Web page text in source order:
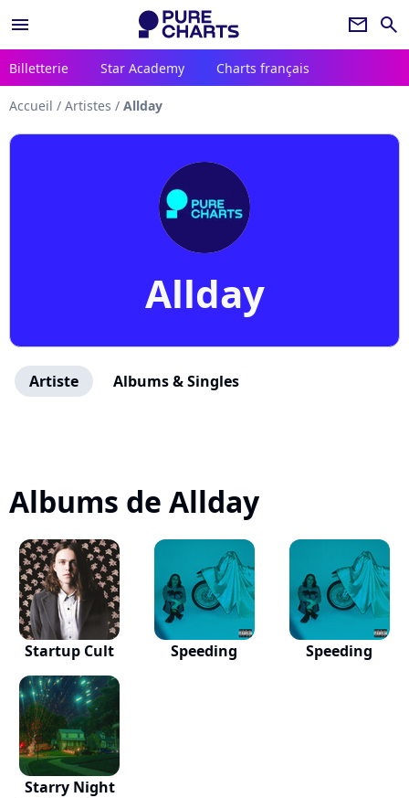
menu newsletter search
Billetterie Star Academy Charts français
Accueil / Artistes / Allday
Allday
Artiste Albums & Singles
Albums de Allday
Startup Cult Speeding Speeding
Starry Night